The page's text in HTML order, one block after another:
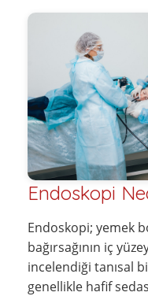
Endoskopi
Endoskopi; yemek
bağırsağının iç
incelendiği tanısal
genellikle hafif